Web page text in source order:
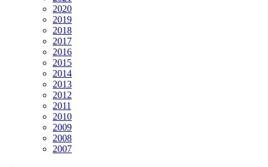
2020
2019
2018
2017
2016
2015
2014
2013
2012
2011
2010
2009
2008
2007